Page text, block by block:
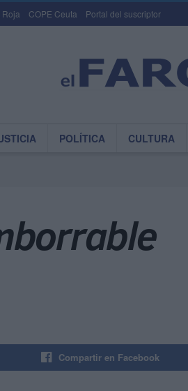
Roja COPE Ceuta Portal del suscriptor
POLÍTICA CULTURA
Compartir en Facebook